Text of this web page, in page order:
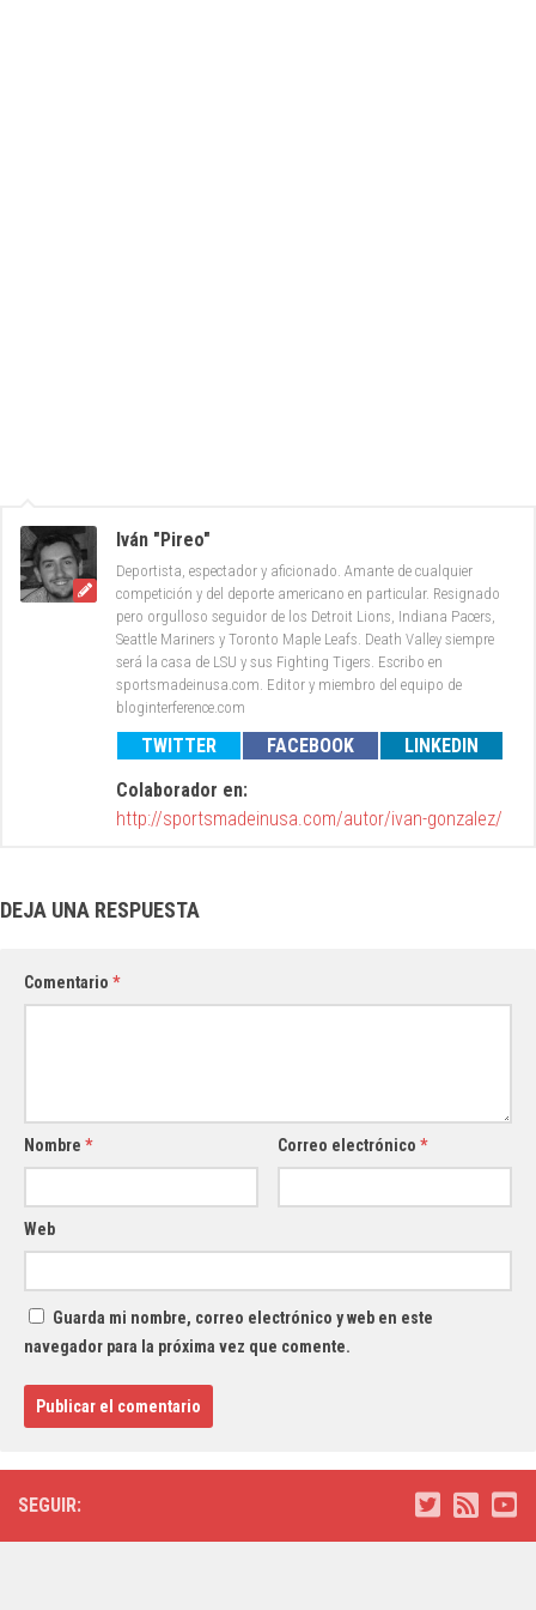
Iván "Pireo"
Deportista, espectador y aficionado. Amante de cualquier
competición y del deporte americano en particular. Resignado
pero orgulloso seguidor de los Detroit Lions, Indiana Pacers,
Seattle Mariners y Toronto Maple Leafs. Death Valley siempre
será la casa de LSU y sus Fighting Tigers. Escribo en
sportsmadeinusa.com. Editor y miembro del equipo de
bloginterference.com
TWITTER FACEBOOK
LINKEDIN
Colaborador en:
http://sportsmadeinusa.com/autor/ivan-gonzalez/
DEJA UNA RESPUESTA
Comentario *
Nombre * Correo electrónico*
Web
Guarda mi nombre, correo electrónico y web en este
navegador para la próxima vez que comente.
SEGUIR: